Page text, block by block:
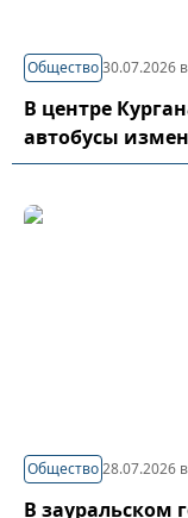
Общество30.07.2026
В центре
автобусы
Общество28.07.2026
В зауральском